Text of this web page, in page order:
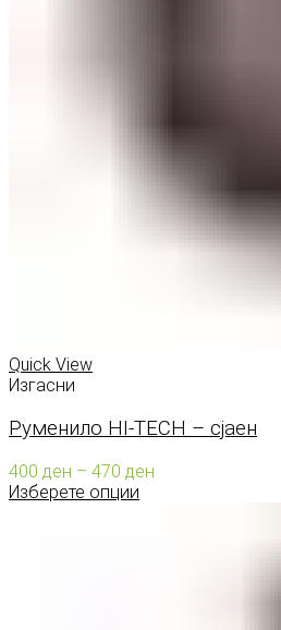
Quick View
Изгасни
Руменило HI-TECH – сјаен
400 ден – 470 ден
Изберете опции